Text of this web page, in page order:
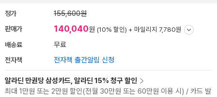
정가 155,600원
판매가 140,040원 (10% 할인) + 마일리지 7,780원
배송료 무료
전자책 전자책 출간알림 신청
알라딘 만권당 삼성카드, 알라딘 15% 청구 할인
최대 1만원 또는 2만원 할인(전월 30만원 또는 60만원 이용 시) / 카드 발